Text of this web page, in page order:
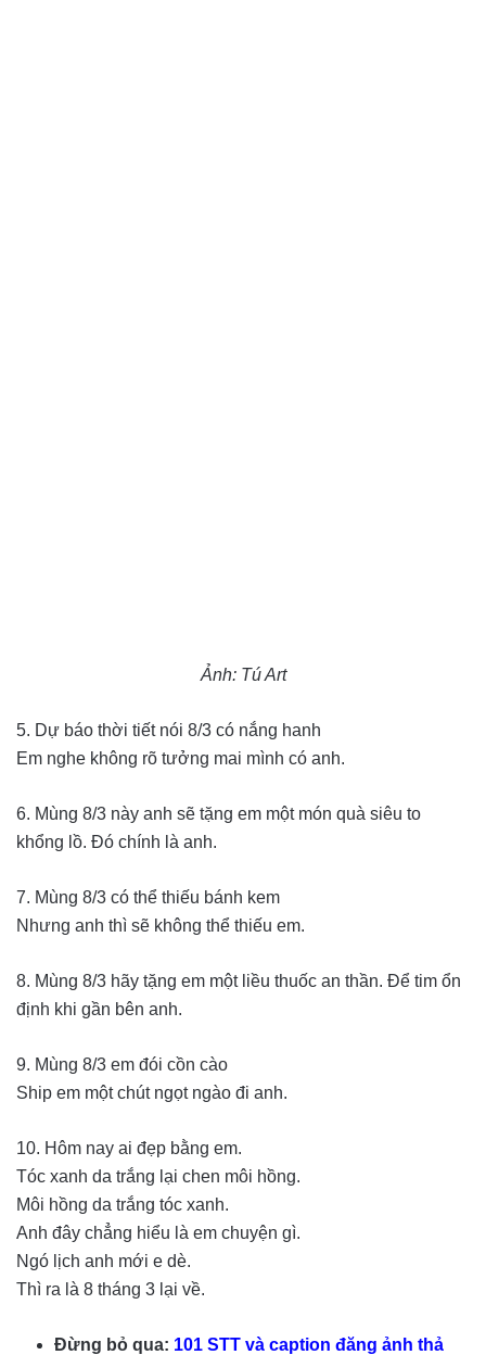
Ảnh: Tú Art
5. Dự báo thời tiết nói 8/3 có nắng hanh
Em nghe không rõ tưởng mai mình có anh.
6. Mùng 8/3 này anh sẽ tặng em một món quà siêu to
khổng lồ. Đó chính là anh.
7. Mùng 8/3 có thể thiếu bánh kem
Nhưng anh thì sẽ không thể thiếu em.
8. Mùng 8/3 hãy tặng em một liều thuốc an thần. Để tim ổn
định khi gần bên anh.
9. Mùng 8/3 em đói cồn cào
Ship em một chút ngọt ngào đi anh.
10. Hôm nay ai đẹp bằng em.
Tóc xanh da trắng lại chen môi hồng.
Môi hồng da trắng tóc xanh.
Anh đây chẳng hiểu là em chuyện gì.
Ngó lịch anh mới e dè.
Thì ra là 8 tháng 3 lại về.
Đừng bỏ qua: 101 STT và caption đăng ảnh thả